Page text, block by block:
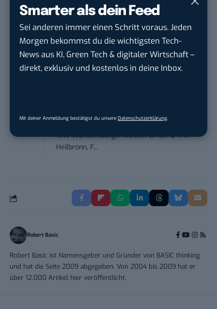
Smarter als dein Feed
Sei anderen immer einen Schritt voraus. Jeden
Morgen bekommst du die wichtigsten Tech-
News aus KI, Green Tech & digitaler Wirtschaft –
direkt, exklusiv und kostenlos in deine Inbox.
Mit deiner Anmeldung bestätigst du unsere Datenschutzerklärung
Tropical Island Holding GmbHin
Lübbenau/Spreewald
Social Media Consultant & Account Lead
(m...
Social DNA GmbHinFrankfurt am Main,
Marketing
.wtv Württemberger Medien GmbH & ...in
Heilbronn, F...
Robert Basic
Robert Basic ist Namensgeber und Gründer von BASIC thinking
und hat die Seite 2009 abgegeben. Von 2004 bis 2009 hat er
über 12.000 Artikel hier veröffentlicht.